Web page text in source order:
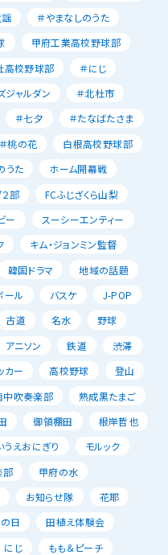
＃やまなしのうた
甲府工業高校野球部
高校野球部
＃にじ
ジャルダン
＃北杜市
＃七夕
＃たなばたさま
＃桃の花
白根高校野球部
うた
ホーム開幕戦
部
FCふじざくら山梨
ー
スーシーエンティー
キム・ジョンミン監督
韓国ドラマ
地域の話題
ール バスケ
J-POP
古道 名水
野球
アニソン 鉄道
渋滞
カー 高校野球
登山
中吹奏楽部
熟成黒たまご
御領棚田
根岸哲也
うえおにぎり
モルック
部
甲府の水
お知らせ隊
花耶
日
田植え体験会
にじ
もも＆ピーチ